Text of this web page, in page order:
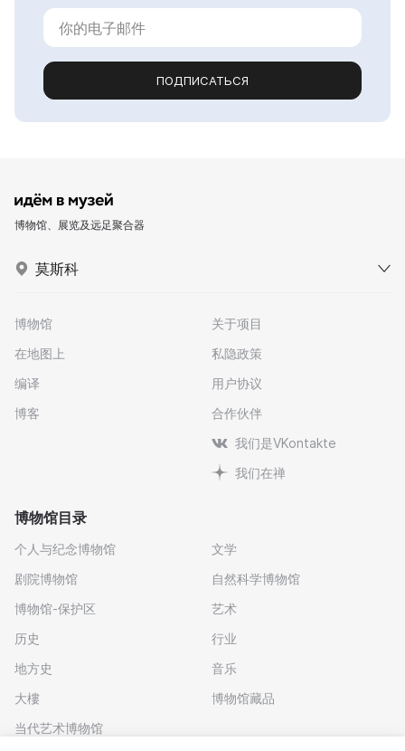
ПОДПИСАТЬСЯ
博物馆、展览及远足聚合器
莫斯科
博物馆
在地图上
编译
博客
关于项目
私隐政策
用户协议
合作伙伴
我们是VKontakte
我们在禅
博物馆目录
个人与纪念博物馆
剧院博物馆
博物馆-保护区
历史
地方史
大樓
当代艺术博物馆
文学
自然科学博物馆
艺术
行业
音乐
博物馆藏品